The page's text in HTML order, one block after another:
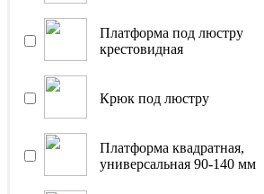
Платформа под люстру
крестовидная
Крюк под люстру
Платформа квадратная,
универсальная 90-140 мм